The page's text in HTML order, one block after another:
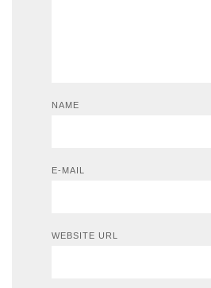
NAME
E-MAIL
WEBSITE URL